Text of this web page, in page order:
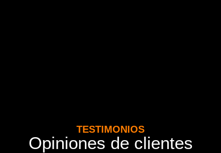
TESTIMONIOS
Opiniones de clientes